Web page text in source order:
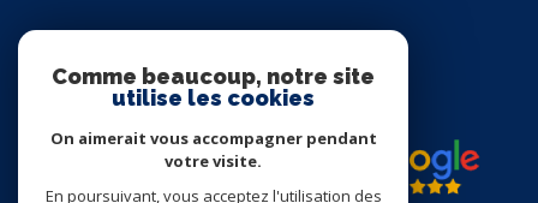
Comme beaucoup, notre site
utilise les cookies
On aimerait vous accompagner pendant
votre visite.
En poursuivant, vous acceptez l'utilisation des